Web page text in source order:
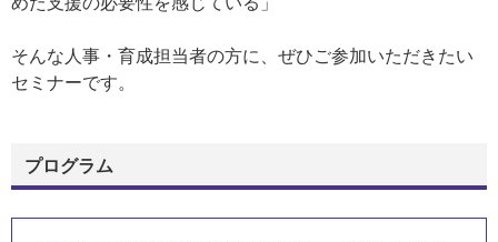
そんな人事・育成担当者の方に、ぜひご参加いただきたい
セミナーです。
プログラム